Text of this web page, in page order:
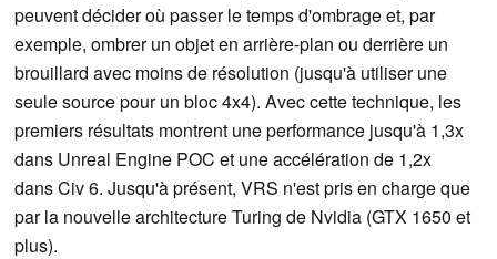
peuvent décider où passer le temps d'ombrage et, par
exemple, ombrer un objet en arrière-plan ou derrière un
brouillard avec moins de résolution (jusqu'à utiliser une
seule source pour un bloc 4x4). Avec cette technique, les
premiers résultats montrent une performance jusqu'à 1,3x
dans Unreal Engine POC et une accélération de 1,2x
dans Civ 6. Jusqu'à présent, VRS n'est pris en charge que
par la nouvelle architecture Turing de Nvidia (GTX 1650 et
plus).